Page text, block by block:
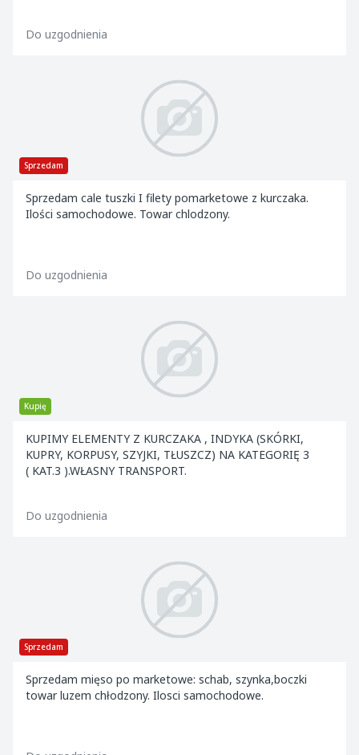
Do uzgodnienia
Sprzedam
Sprzedam cale tuszki I filety pomarketowe z kurczaka.
Ilości samochodowe. Towar chlodzony.
Do uzgodnienia
Kupię
KUPIMY ELEMENTY Z KURCZAKA , INDYKA (SKÓRKI,
KUPRY, KORPUSY, SZYJKI, TŁUSZCZ) NA KATEGORIĘ 3
( KAT.3 ).WŁASNY TRANSPORT.
Do uzgodnienia
Sprzedam
Sprzedam mięso po marketowe: schab, szynka,boczki
towar luzem chłodzony. Ilosci samochodowe.